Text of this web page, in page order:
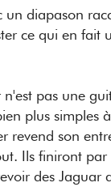
diapason
ce qui en fait
pas une
plus
son
Ils finiront
des